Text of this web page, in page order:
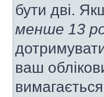
бути дві.
менше 13
ваш